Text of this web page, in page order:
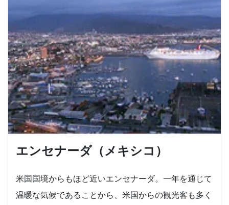
エンセナーダ（メキシコ）
米国国境からもほど近いエンセナーダ。一年を通じて
温暖な気候であることから、米国からの観光客も多く